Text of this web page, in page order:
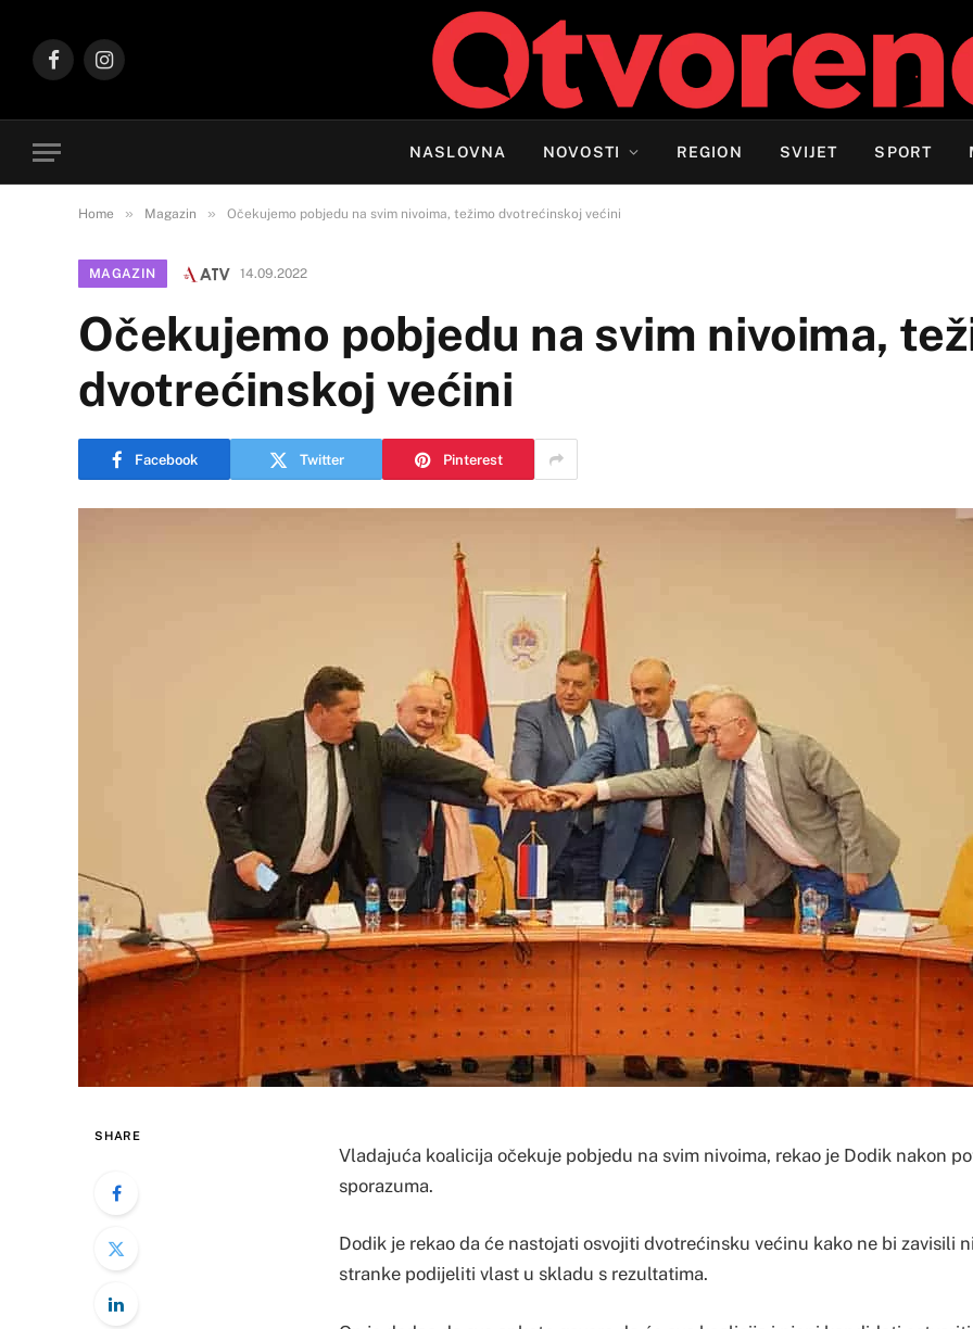
FacebookInstagram
NASLOVNA NOVOSTI REGION SVIJET SPORT
Home » Magazin » Očekujemo pobjedu na svim nivoima, težimo dvotrećinskoj većini
MAGAZIN 14.09.2022
Očekujemo pobjedu na svim nivoima,
dvotrećinskoj većini
Facebook Twitter Pinterest
SHARE
Vladajuća koalicija očekuje pobjedu na svim nivoima, rekao je Dodik nakon
sporazuma.
Dodik je rekao da će nastojati osvojiti dvotrećinsku većinu kako ne bi zavisili
stranke podijeliti vlast u skladu s rezultatima.